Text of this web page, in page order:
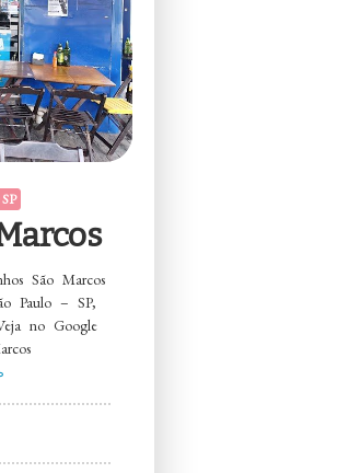
São Marcos
Paulo – SP,
no Google